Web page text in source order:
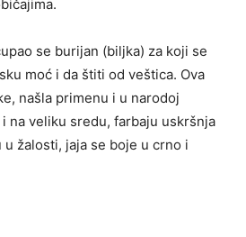
se burijan (biljka) za koji se
moć i da štiti od veštica. Ova
našla primenu i u narodoj
na veliku sredu, farbaju uskršnja
u žalosti, jaja se boje u crno i